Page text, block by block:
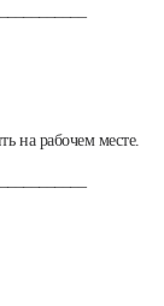
на рабочем месте.